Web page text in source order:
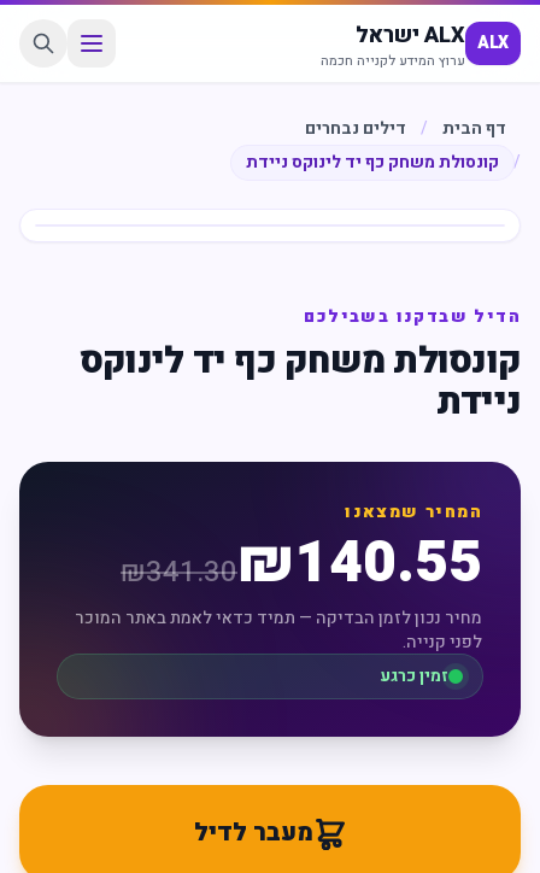
ALX ALX ישראל
ערוץ המידע לקנייה חכמה
דף הבית /
דילים נבחרים
/
קונסולת משחק כף יד לינוקס ניידת
הדיל שבדקנו בשבילכם
קונסולת משחק כף יד לינוקס
ניידת
המחיר שמצאנו
₪140.55
₪341.30
מחיר נכון לזמן הבדיקה — תמיד כדאי לאמת באתר המוכר
לפני קנייה.
זמין כרגע
מעבר לדיל